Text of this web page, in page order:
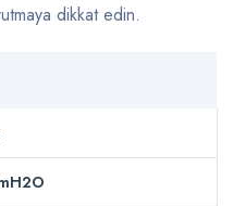
dikkat edin.